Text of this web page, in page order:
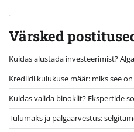
Värsked
Kuidas alustada investeerimist?
Krediidi kulukuse määr: miks see
Kuidas valida binoklit? Ekspertide
Tulumaks ja palgaarvestus: